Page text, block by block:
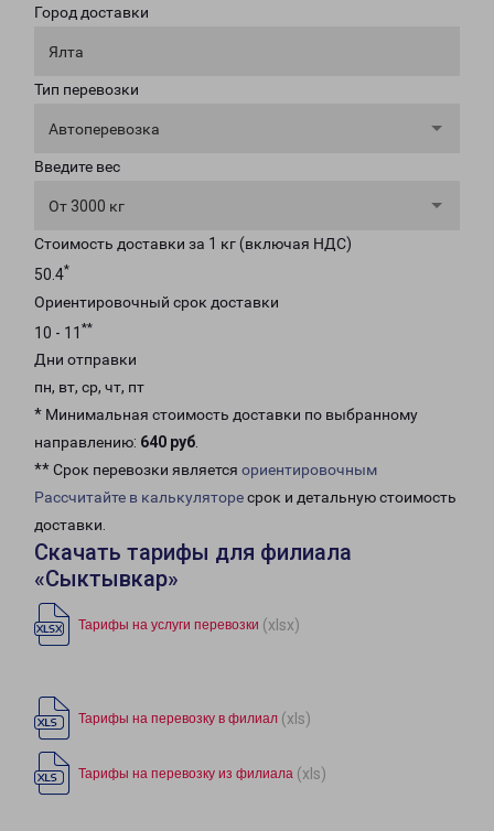
Город доставки
Ялта
Тип перевозки
Автоперевозка
Введите вес
От 3000 кг
Стоимость доставки за 1 кг (включая НДС)
50.4*
Ориентировочный срок доставки
10 - 11 **
Дни отправки
пн, вт, ср, чт, пт
* Минимальная стоимость доставки по выбранному
направлению: 640 руб.
** Срок перевозки является ориентировочным
Рассчитайте в калькуляторесрок и детальную стоимость
доставки.
Скачать тарифы для филиала
«Сыктывкар»
Тарифы на услуги перевозки (xlsx)
Тарифы на перевозку в филиал (xls)
Тарифы на перевозку из филиала (xls)